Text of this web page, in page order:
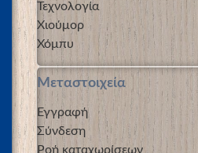
Τεχνολογία
Χιούμορ
Χόμπυ
Μεταστοιχεία
Εγγραφή
Σύνδεση
Ροή καταχωρίσεων